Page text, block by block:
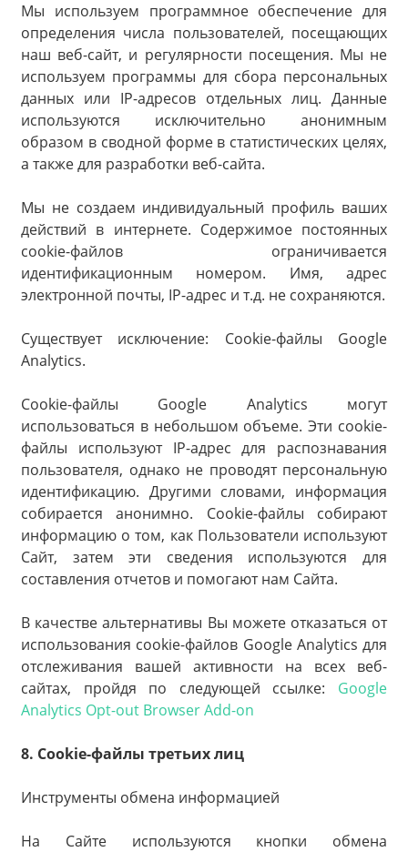
Мы используем программное обеспечение для
определения числа пользователей, посещающих
наш веб-сайт, и регулярности посещения. Мы не
используем программы для сбора персональных
данных или IP-адресов отдельных лиц. Данные
используются исключительно анонимным
образом в сводной форме в статистических целях,
а также для разработки веб-сайта.
Мы не создаем индивидуальный профиль ваших
действий в интернете. Содержимое постоянных
cookie-файлов ограничивается
идентификационным номером. Имя, адрес
электронной почты, IP-адрес и т.д. не сохраняются.
Существует исключение: Cookie-файлы Google
Analytics.
Cookie-файлы Google Analytics могут
использоваться в небольшом объеме. Эти cookie-
файлы используют IP-адрес для распознавания
пользователя, однако не проводят персональную
идентификацию. Другими словами, информация
собирается анонимно. Cookie-файлы собирают
информацию о том, как Пользователи используют
Сайт, затем эти сведения используются для
составления отчетов и помогают нам Сайта.
В качестве альтернативы Вы можете отказаться от
использования cookie-файлов Google Analytics для
отслеживания вашей активности на всех веб-
сайтах, пройдя по следующей ссылке: Google
Analytics Opt-out Browser Add-on
8. Cookie-файлы третьих лиц
Инструменты обмена информацией
На Сайте используются кнопки обмена